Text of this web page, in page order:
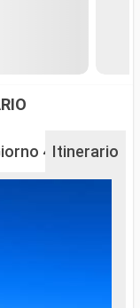
4 Giorno 5
Itinerario